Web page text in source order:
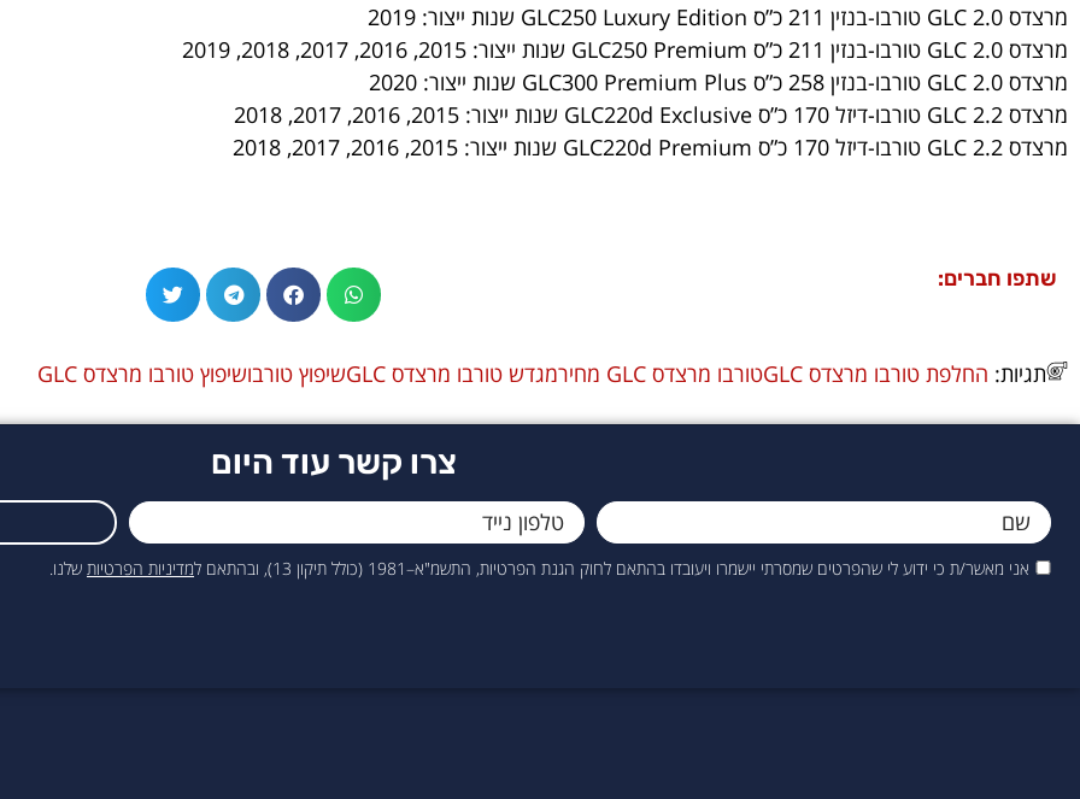
מרצדס GLC 2.0 טורבו-בנזין 211 כ”ס GLC250 Luxury Edition שנות ייצור: 2019
מרצדס GLC 2.0 טורבו-בנזין 211 כ”ס GLC250 Premium שנות ייצור: 2015, 2016, 2017, 2018, 2019
מרצדס GLC 2.0 טורבו-בנזין 258 כ”ס GLC300 Premium Plus שנות ייצור: 2020
מרצדס GLC 2.2 טורבו-דיזל 170 כ”ס GLC220d Exclusive שנות ייצור: 2015, 2016, 2017, 2018
מרצדס GLC 2.2 טורבו-דיזל 170 כ”ס GLC220d Premium שנות ייצור: 2015, 2016, 2017, 2018
שתפו חברים:
תגיות: החלפת טורבו מרצדס GLC טורבו מרצדס GLC מחיר מגדש טורבו מרצדס GLC שיפוץ טורבושיפוץ טורבו מרצדס GLC
צרו קשר עוד היום
אני מאשר/ת כי ידוע לי שהפרטים שמסרתי יישמרו ויעובדו בהתאם לחוק הגנת הפרטיות, התשמ"א–1981 (כולל תיקון 13), ובהתאם ל מדיניות הפרטיות שלנו.